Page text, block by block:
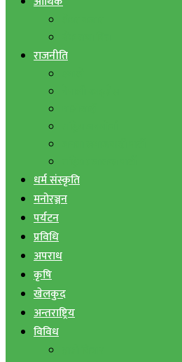
राजनीति
धर्म संस्कृति
मनोरञ्जन
पर्यटन
प्रविधि
अपराध
कृषि
खेलकुद
अन्तराष्ट्रिय
विविध